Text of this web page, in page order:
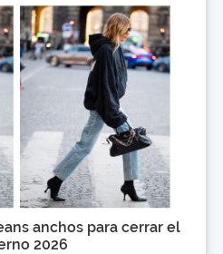
anchos para cerrar el
2026